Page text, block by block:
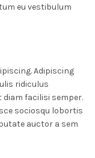
eu vestibulum
Adipiscing
ridiculus
facilisi semper.
sociosqu lobortis
auctor a sem